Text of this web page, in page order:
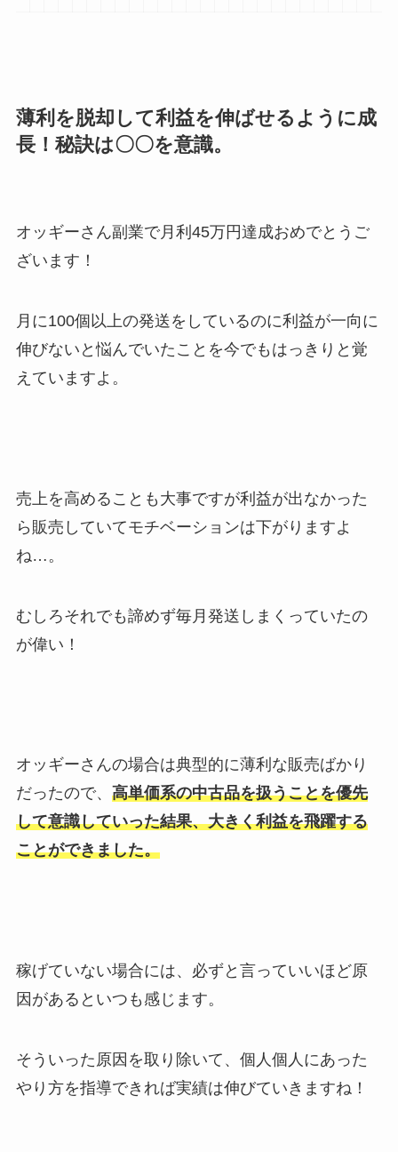
薄利を脱却して利益を伸ばせるように成
長！秘訣は〇〇を意識。
オッギーさん副業で月利45万円達成おめでとうご
ざいます！
月に100個以上の発送をしているのに利益が一向に
伸びないと悩んでいたことを今でもはっきりと覚
えていますよ。
売上を高めることも大事ですが利益が出なかった
ら販売していてモチベーションは下がりますよ
ね…。
むしろそれでも諦めず毎月発送しまくっていたの
が偉い！
オッギーさんの場合は典型的に薄利な販売ばかり
だったので、 高単価系の中古品を扱うことを優先
して意識していった結果、大きく利益を飛躍する
ことができました。
稼げていない場合には、必ずと言っていいほど原
因があるといつも感じます。
そういった原因を取り除いて、個人個人にあった
やり方を指導できれば実績は伸びていきますね！